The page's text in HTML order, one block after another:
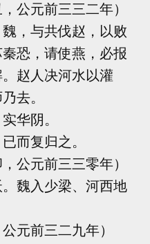
元前三三二年）
，与共伐赵，以败
恐，请使燕，必报
赵人决河水以灌
去。
华阴。
而复归之。
元前三三零年）
魏入少梁、河西地
前三二九年）